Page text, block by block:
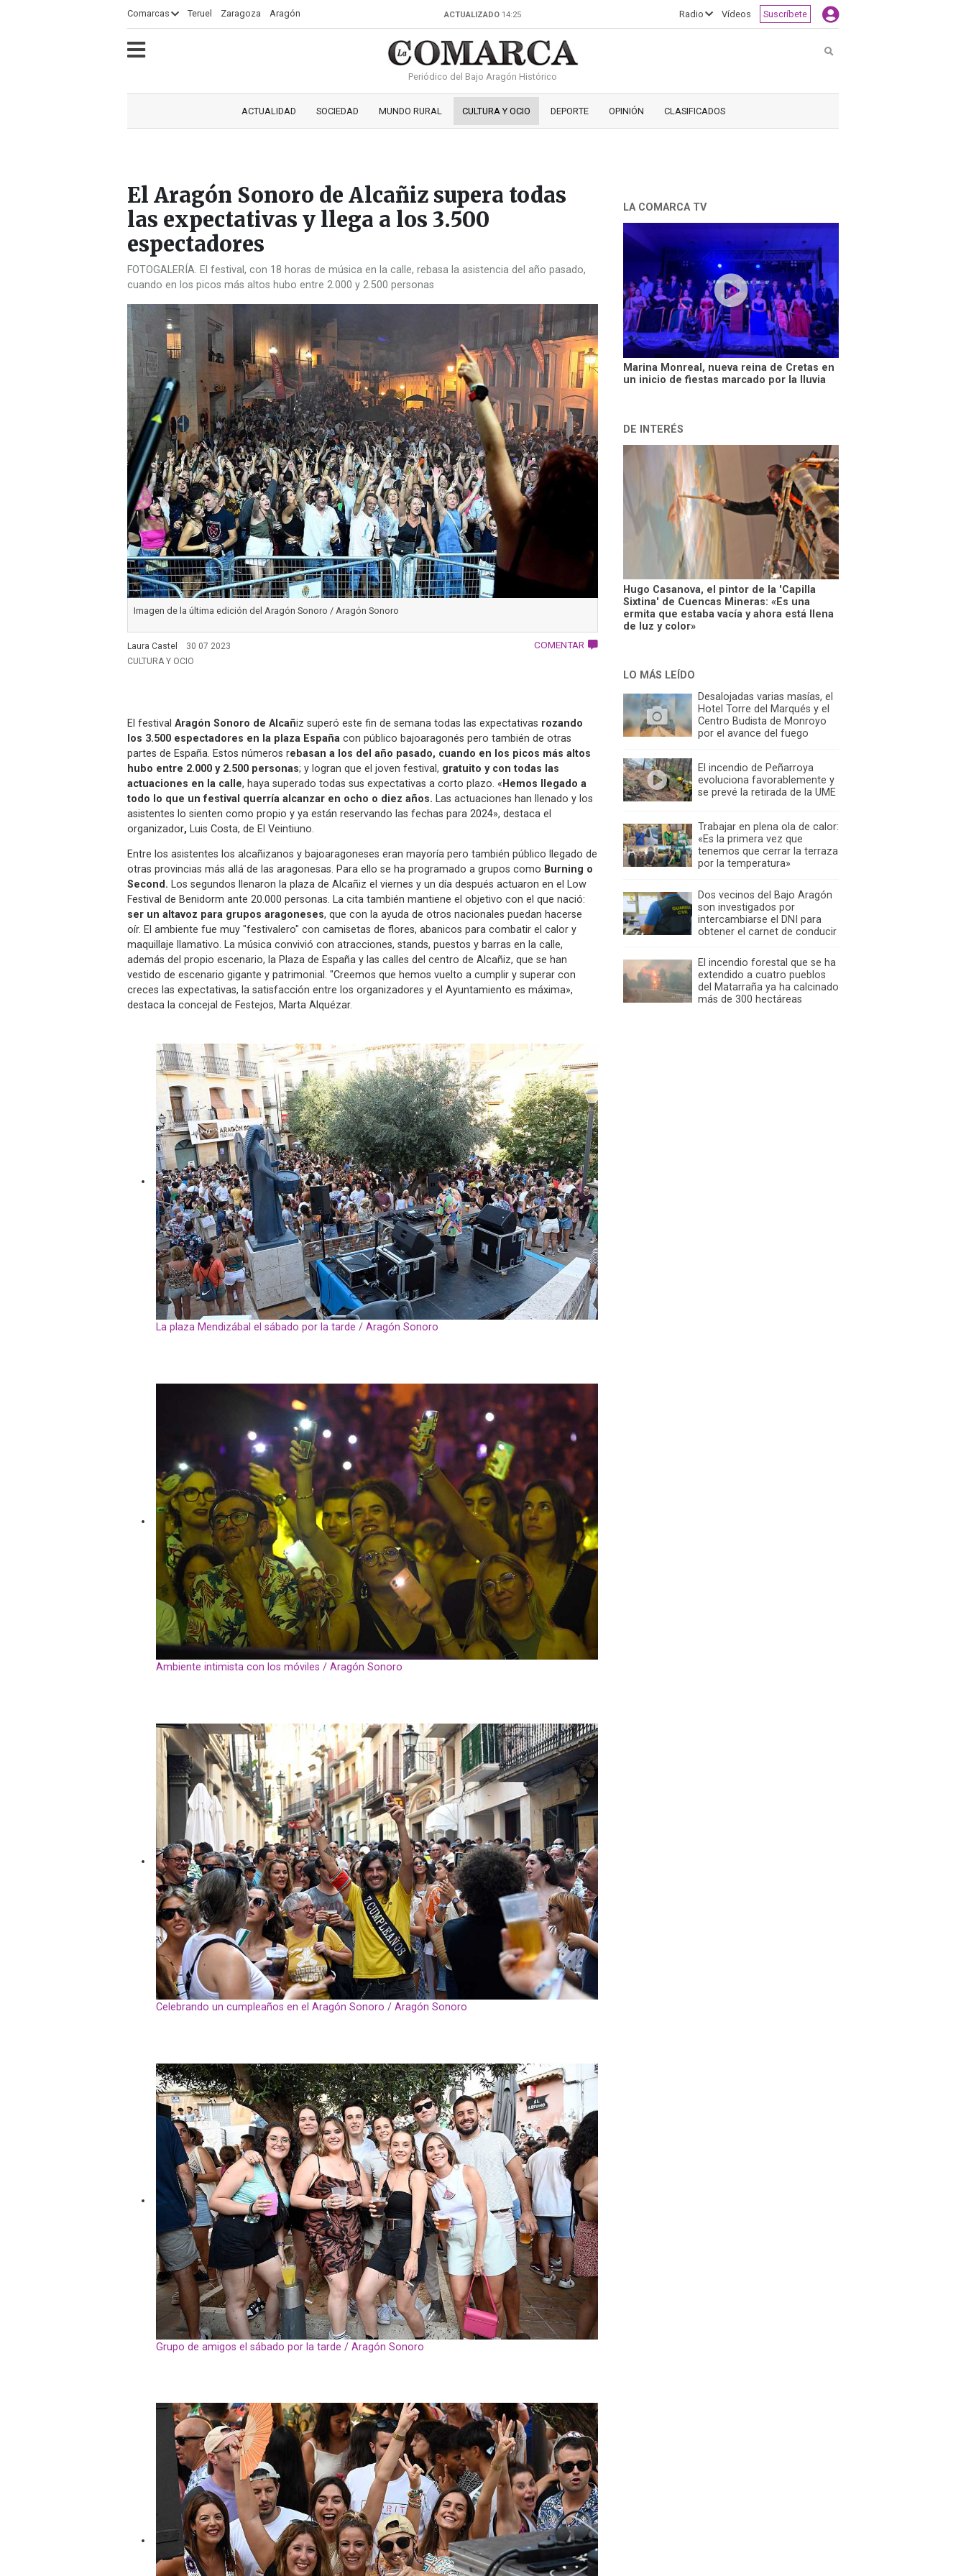
Comarcas Teruel Zaragoza Aragón Radio Vídeos Suscríbete
ACTUALIZADO 14:25
Periódico del Bajo Aragón Histórico
Buscar
ACTUALIDAD SOCIEDAD MUNDO RURAL CULTURA Y OCIO DEPORTE OPINIÓN CLASIFICADOS
El Aragón Sonoro de Alcañiz supera todas
las expectativas y llega a los 3.500
espectadores
FOTOGALERÍA. El festival, con 18 horas de música en la calle, rebasa la asistencia del año pasado,
cuando en los picos más altos hubo entre 2.000 y 2.500 personas
Imagen de la última edición del Aragón Sonoro / Aragón Sonoro
Laura Castel 30 07 2023 COMENTAR
CULTURA Y OCIO
El festival Aragón Sonoro de Alcañiz superó este fin de semana todas las expectativas rozando
los 3.500 espectadores en la plaza España con público bajoaragonés pero también de otras
partes de España. Estos números rebasan a los del año pasado, cuando en los picos más altos
hubo entre 2.000 y 2.500 personas; y logran que el joven festival, gratuito y con todas las
actuaciones en la calle, haya superado todas sus expectativas a corto plazo. « Hemos llegado a
todo lo que un festival querría alcanzar en ocho o diez años. Las actuaciones han llenado y los
asistentes lo sienten como propio y ya están reservando las fechas para 2024», destaca el
organizador, Luis Costa, de El Veintiuno.
Entre los asistentes los alcañizanos y bajoaragoneses eran mayoría pero también público llegado de
otras provincias más allá de las aragonesas. Para ello se ha programado a grupos como Burning o
Second. Los segundos llenaron la plaza de Alcañiz el viernes y un día después actuaron en el Low
Festival de Benidorm ante 20.000 personas. La cita también mantiene el objetivo con el que nació:
ser un altavoz para grupos aragoneses, que con la ayuda de otros nacionales puedan hacerse
oír. El ambiente fue muy "festivalero" con camisetas de flores, abanicos para combatir el calor y
maquillaje llamativo. La música convivió con atracciones, stands, puestos y barras en la calle,
además del propio escenario, la Plaza de España y las calles del centro de Alcañiz, que se han
vestido de escenario gigante y patrimonial. "Creemos que hemos vuelto a cumplir y superar con
creces las expectativas, la satisfacción entre los organizadores y el Ayuntamiento es máxima»,
destaca la concejal de Festejos, Marta Alquézar.
La plaza Mendizábal el sábado por la tarde / Aragón Sonoro
Ambiente intimista con los móviles / Aragón Sonoro
Celebrando un cumpleaños en el Aragón Sonoro / Aragón Sonoro
Grupo de amigos el sábado por la tarde / Aragón Sonoro
LA COMARCA TV
Marina Monreal, nueva reina de Cretas en
un inicio de fiestas marcado por la lluvia
DE INTERÉS
Hugo Casanova, el pintor de la 'Capilla
Sixtina' de Cuencas Mineras: «Es una
ermita que estaba vacía y ahora está llena
de luz y color»
LO MÁS LEÍDO
Desalojadas varias masías, el
Hotel Torre del Marqués y el
Centro Budista de Monroyo
por el avance del fuego
El incendio de Peñarroya
evoluciona favorablemente y
se prevé la retirada de la UME
Trabajar en plena ola de calor:
«Es la primera vez que
tenemos que cerrar la terraza
por la temperatura»
Dos vecinos del Bajo Aragón
son investigados por
intercambiarse el DNI para
obtener el carnet de conducir
El incendio forestal que se ha
extendido a cuatro pueblos
del Matarraña ya ha calcinado
más de 300 hectáreas